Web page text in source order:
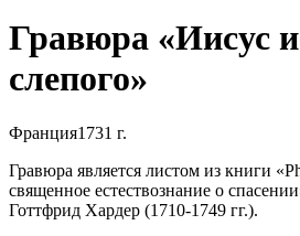
Гравюра «Иисус
слепого»
Франция1731 г.
Гравюра является листом из книги
священное естествознание о
Готтфрид Хардер (1710-1749 гг.).